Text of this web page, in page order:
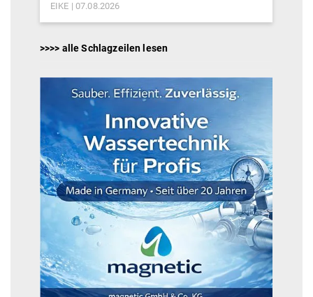
EIKE 07.08.2026
>>>> alle Schlagzeilen lesen